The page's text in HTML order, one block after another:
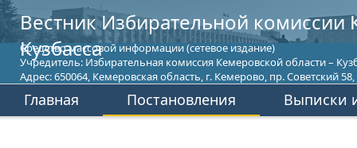
Вестник Избирательной комиссии
Кузбасса
Средство массовой информации (сетевое издание)
Учредитель: Избирательная комиссия Кемеровской области –
Адрес: 650064, Кемеровская область, г. Кемерово, пр. Советский 58,
Главная Постановления Выписки